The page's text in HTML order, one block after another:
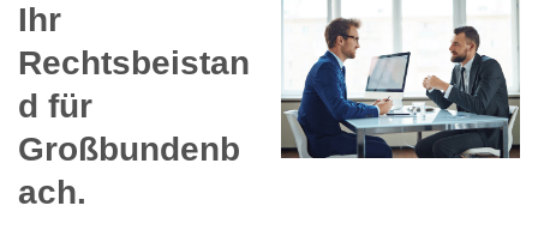
Ihr
Rechtsbeistan
d für
Großbundenb
ach.